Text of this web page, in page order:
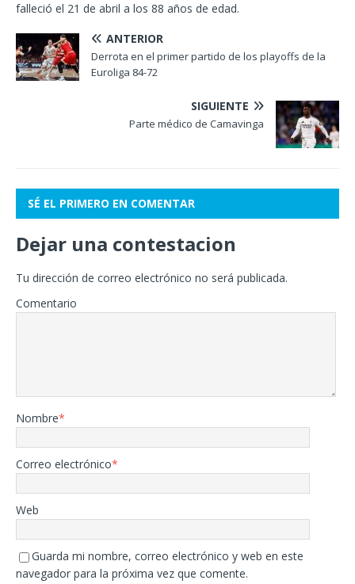
falleció el 21 de abril a los 88 años de edad.
ANTERIOR
Derrota en el primer partido de los playoffs de la
Euroliga 84-72
SIGUIENTE
Parte médico de Camavinga
SÉ EL PRIMERO EN COMENTAR
Dejar una contestacion
Tu dirección de correo electrónico no será publicada.
Comentario
Nombre*
Correo electrónico*
Web
Guarda mi nombre, correo electrónico y web en este
navegador para la próxima vez que comente.